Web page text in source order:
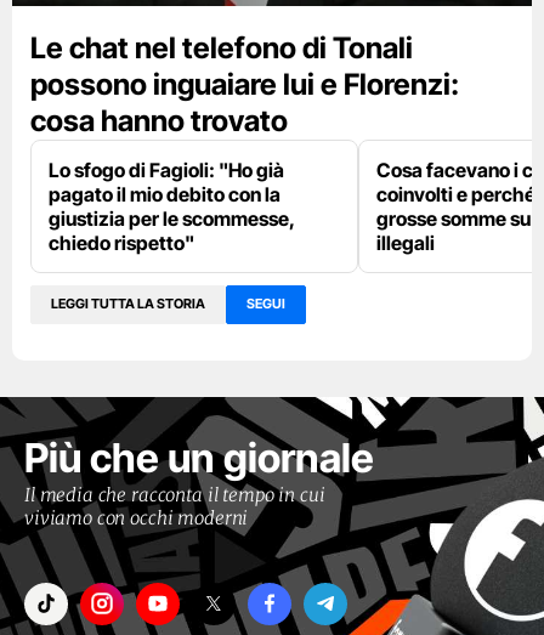
Le chat nel telefono di Tonali
possono inguaiare lui e Florenzi:
cosa hanno trovato
Lo sfogo di Fagioli: "Ho già
pagato il mio debito con la
giustizia per le scommesse,
chiedo rispetto"
Cosa facevano i
coinvolti e perché
grosse somme su
illegali
LEGGI TUTTA LA STORIA SEGUI
Più che un giornale
Il media che racconta il tempo in cui
viviamo con occhi moderni